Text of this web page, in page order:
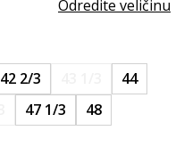
Odredite veličinu
42 2/3
44
47 1/3
48